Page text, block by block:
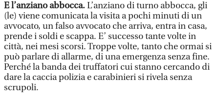
E l’anziano abbocca.L’anziano di turno abbocca, gli
(le) viene comunicata la visita a pochi minuti di un
avvocato, un falso avvocato che arriva, entra in casa,
prende i soldi e scappa. E’ successo tante volte in
città, nei mesi scorsi. Troppe volte, tanto che ormai si
può parlare di allarme, di una emergenza senza fine.
Perché la banda dei truffatori cui stanno cercando di
dare la caccia polizia e carabinieri si rivela senza
scrupoli.